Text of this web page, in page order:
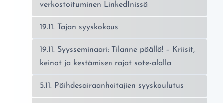
verkostoituminen LinkedInissä
19.11. Tajan syyskokous
19.11. Syysseminaari: Tilanne päällä! – Kriisit,
keinot ja kestämisen rajat sote-alalla
5.11. Päihdesairaanhoitajien syyskoulutus